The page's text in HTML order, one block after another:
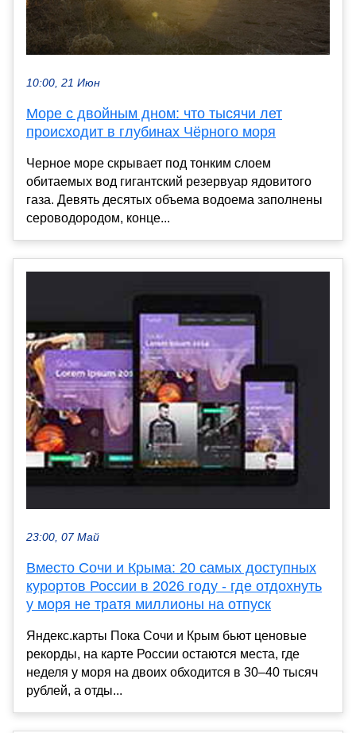
10:00, 21 Июн
Море с двойным дном: что тысячи лет
происходит в глубинах Чёрного моря
Черное море скрывает под тонким слоем
обитаемых вод гигантский резервуар ядовитого
газа. Девять десятых объема водоема заполнены
сероводородом, конце...
23:00, 07 Май
Вместо Сочи и Крыма: 20 самых доступных
курортов России в 2026 году - где отдохнуть
у моря не тратя миллионы на отпуск
Яндекс.карты Пока Сочи и Крым бьют ценовые
рекорды, на карте России остаются места, где
неделя у моря на двоих обходится в 30–40 тысяч
рублей, а отды...